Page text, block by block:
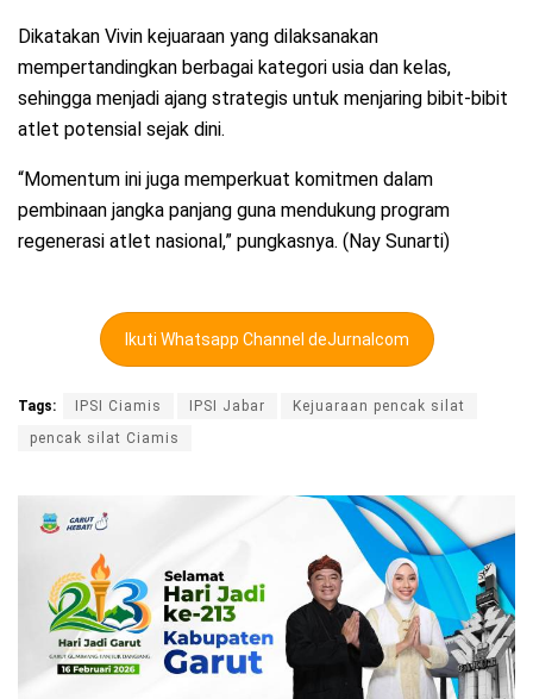
Dikatakan Vivin kejuaraan yang dilaksanakan
mempertandingkan berbagai kategori usia dan kelas,
sehingga menjadi ajang strategis untuk menjaring bibit-bibit
atlet potensial sejak dini.
“Momentum ini juga memperkuat komitmen dalam
pembinaan jangka panjang guna mendukung program
regenerasi atlet nasional,” pungkasnya. (Nay Sunarti)
Ikuti Whatsapp Channel deJurnalcom
Tags: IPSI Ciamis IPSI Jabar
Kejuaraan pencak silat
pencak silat Ciamis